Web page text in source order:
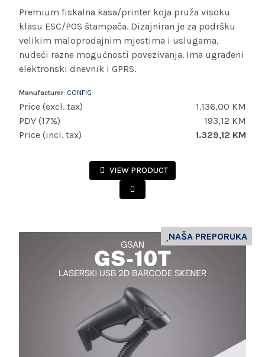
Premium fiskalna kasa/printer koja pruža visoku
klasu ESC/POS štampača. Dizajniran je za podršku
velikim maloprodajnim mjestima i uslugama,
nudeći razne mogućnosti povezivanja. Ima ugrađeni
elektronski dnevnik i GPRS.
Manufacturer: CONFIG
Price (excl. tax)
1.136,00 KM
PDV (17%)
193,12 KM
Price (incl. tax)
1.329,12 KM
VIEW PRODUCT
NAŠA PREPORUKA